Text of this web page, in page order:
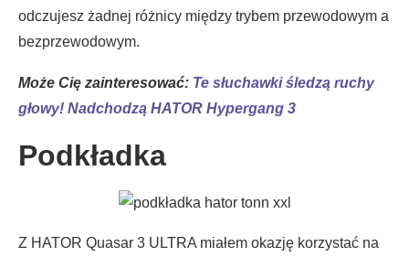
odczujesz żadnej różnicy między trybem przewodowym a
bezprzewodowym.
Może Cię zainteresować: Te słuchawki śledzą ruchy
głowy! Nadchodzą HATOR Hypergang 3
Podkładka
Z HATOR Quasar 3 ULTRA miałem okazję korzystać na